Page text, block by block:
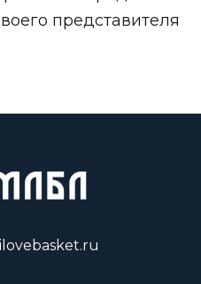
представителя